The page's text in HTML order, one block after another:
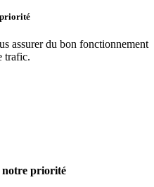
priorité
assurer du bon fonctionnement
trafic.
notre priorité